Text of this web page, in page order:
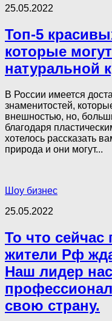
25.05.2022
Toп-5
которые
натуральной
В России имеется
знаменитостей,
внешностью, но,
благодаря
хотелось рассказать
природа и они могут...
Шоу бизнес
25.05.2022
То что сейчас
жители Pф
Наш лидер
свою страну.